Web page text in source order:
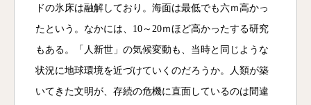
ドの氷床は融解しており。海面は最低でも六ｍ高かっ
たという。なかには、10～20ｍほど高かったする研究
もある。「人新世」の気候変動も、当時と同じような
状況に地球環境を近づけていくのだろうか。人類が築
いてきた文明が、存続の危機に直面しているのは間違